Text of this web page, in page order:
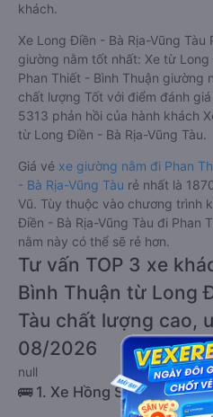
khách.
Xe Long Điền - Bà Rịa-Vũng Tàu
giường nằm tốt nhất: Xe từ
Phan Thiết - Bình Thuận giường
chất lượng Tốt với điểm đánh
5313 phản hồi của hành khách
từ Long Điền - Bà Rịa-Vũng Tàu.
Giá vé xe giường nằm đi Phan
- Bà Rịa-Vũng Tàu rẻ nhất là
Vũ. Tùy thuộc vào chương trình
Điền - Bà Rịa-Vũng Tàu đi Phan
nằm này có thể sẽ rẻ hơn.
Tư vấn TOP 3 xe
Bình Thuận từ Long
Tàu chất lượng cao,
08/2026
null
🚌 1. Xe Hồng Sơn (Phú